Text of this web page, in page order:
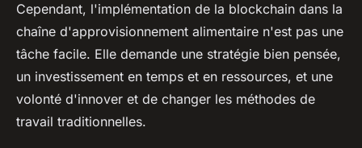
Cependant, l'implémentation de la blockchain dans la
chaîne d'approvisionnement alimentaire n'est pas une
tâche facile. Elle demande une stratégie bien pensée,
un investissement en temps et en ressources, et une
volonté d'innover et de changer les méthodes de
travail traditionnelles.